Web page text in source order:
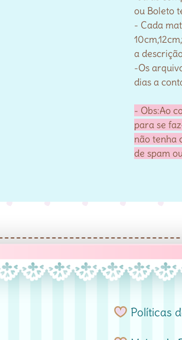
ou Boleto
- Cada
a
-Os
dias a
- Obs:Ao
para se
não tenha
de spam
Políticas